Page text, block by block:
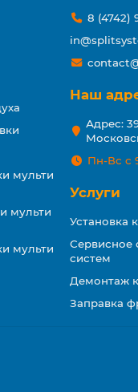
мульти
мульти
мульти
8 (4742)
Наш
Адрес:
Пн-Вс с
Услуги
Установка
Сервисное
систем
Демонтаж
Заправка